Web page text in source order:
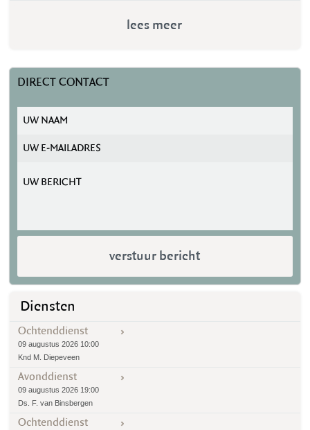
lees meer
DIRECT CONTACT
verstuur bericht
Diensten
Ochtenddienst
09 augustus 2026 10:00
Knd M. Diepeveen
Avonddienst
09 augustus 2026 19:00
Ds. F. van Binsbergen
Ochtenddienst